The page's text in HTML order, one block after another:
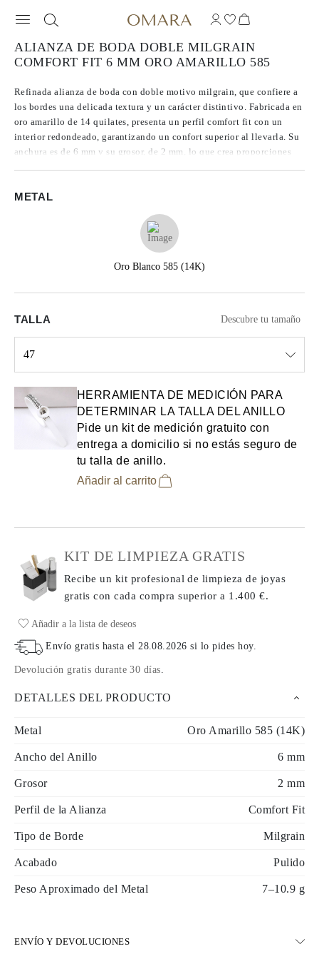
ALIANZA DE BODA DOBLE MILGRAIN
COMFORT FIT 6 MM ORO AMARILLO 585
Refinada alianza de boda con doble motivo milgrain, que confiere a
los bordes una delicada textura y un carácter distintivo. Fabricada en
oro amarillo de 14 quilates, presenta un perfil comfort fit con un
interior redondeado, garantizando un confort superior al llevarla. Su
anchura es de 6 mm y su grosor, de 2 mm, lo que crea proporciones
METAL
Oro Blanco 585 (14K)
TALLA Descubre tu tamaño
47
HERRAMIENTA DE MEDICIÓN PARA
DETERMINAR LA TALLA DEL ANILLO
Pide un kit de medición gratuito con
entrega a domicilio si no estás seguro de
tu talla de anillo.
Añadir al carrito
KIT DE LIMPIEZA GRATIS
Recibe un kit profesional de limpieza de joyas
gratis con cada comprasuperior a 1.400 €.
Añadir a la lista de deseos
Envío gratis hasta el28.08.2026 si lo pides hoy.
Devolución gratis durante 30 días.
DETALLES DEL PRODUCTO
Metal Oro Amarillo 585 (14K)
Ancho del Anillo 6 mm
Grosor 2 mm
Perfil de la Alianza Comfort Fit
Tipo de Borde Milgrain
Acabado Pulido
Peso Aproximado del Metal 7–10.9 g
ENVÍO Y DEVOLUCIONES